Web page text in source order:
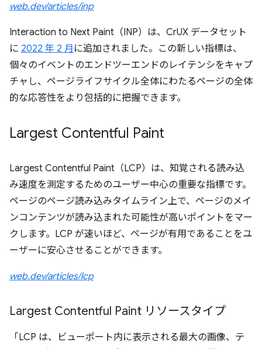
web.dev/articles/inp
Interaction to Next Paint（INP）は、CrUX データセット
に 2022 年 2 月 に追加されました。この新しい指標は、
個々のイベントのエンドツーエンドのレイテンシをキャプ
チャし、ページライフサイクル全体にわたるページの全体
的な応答性をより包括的に把握できます。
Largest Contentful Paint
Largest Contentful Paint（LCP）は、知覚される読み込
み速度を測定するためのユーザー中心の重要な指標です。
ページのページ読み込みタイムライン上で、ページのメイ
ンコンテンツが読み込まれた可能性が高いポイントをマー
クします。LCP が速いほど、ページが有用であることをユ
ーザーに安心させることができます。
web.dev/articles/lcp
Largest Contentful Paint リソースタイプ
「LCP は、ビューポート内に表示される最大の画像、テ